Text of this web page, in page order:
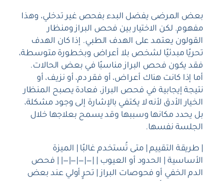
بعض المرضى يفضل البدء بفحص غير تدخلي، وهذا
مفهوم. لكن الاختيار بين فحص البراز ومنظار
القولون يعتمد على الهدف الطبي. إذا كان الهدف
تحريًا مبدئيًا لشخص بلا أعراض وبخطورة متوسطة،
فقد يكون فحص البراز مناسبًا في بعض الحالات.
أما إذا كانت هناك أعراض، أو فقر دم، أو نزيف، أو
نتيجة إيجابية في فحص البراز، فعادة يصبح المنظار
الخيار الأدق لأنه لا يكتفي بالإشارة إلى وجود مشكلة،
بل يحدد مكانها وسببها وقد يسمح بعلاجها خلال
الجلسة نفسها.
| طريقة التقييم | متى تُستخدم غالبًا | الميزة
الأساسية | الحدود أو العيوب | |—|—|—|—| | فحص
الدم الخفي أو فحوصات البراز | تحرٍ أولي عند بعض